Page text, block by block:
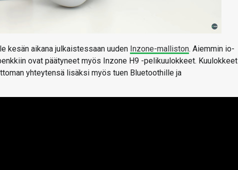
kesän aikana julkaistessaan uuden Inzone-malliston. Aiemmin io-
ovat päätyneet myös Inzone H9 -pelikuulokkeet. Kuulokkeet
yhteytensä lisäksi myös tuen Bluetoothille ja